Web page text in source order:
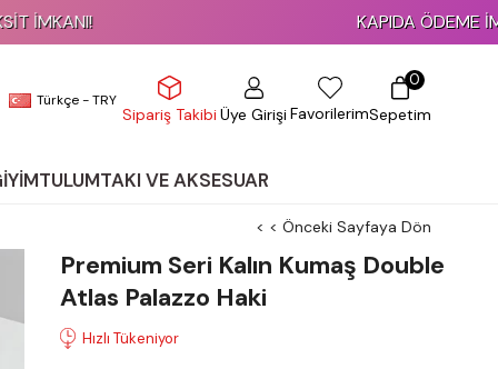
Türkçe - TRY
Sipariş TakibiÜye GirişiFavorilerimSepetim
0
TULUMTAKI VE AKSESUAR
< < Önceki Sayfaya Dön
Premium Seri Kalın Kumaş Double
Atlas Palazzo Haki